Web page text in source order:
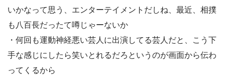
いかなって思う、エンターテイメントだしね、最近、相撲
も八百長だったて噂じゃーないか
・何回も運動神経悪い芸人に出演してる芸人だと、こう下
手な感じにしたら笑いとれるだろというのが画面から伝わ
ってくるから